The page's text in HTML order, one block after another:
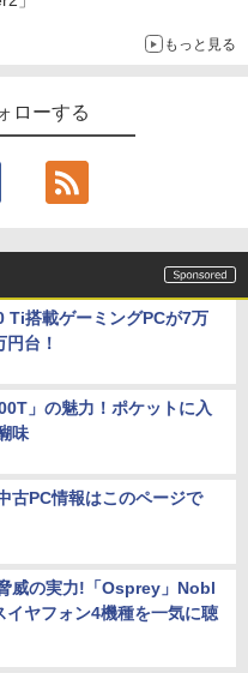
もっと見る
ローする
Ti搭載ゲーミングPCが7万
台！
」の魅力！ポケットに入
味
古PC情報はこのページで
威の実力!「Osprey」Nobl
ヤフォン4機種を一気に聴